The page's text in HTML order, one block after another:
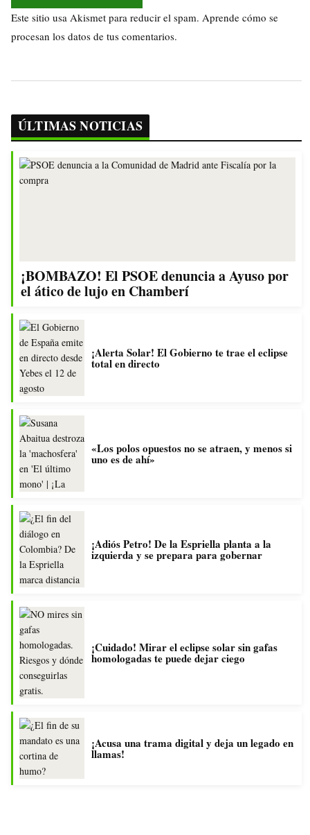
Este sitio usa Akismet para reducir el spam. Aprende cómo se
procesan los datos de tus comentarios.
ÚLTIMAS NOTICIAS
¡BOMBAZO! El PSOE denuncia a Ayuso por
el ático de lujo en Chamberí
¡Alerta Solar! El Gobierno te trae el eclipse
total en directo
«Los polos opuestos no se atraen, y menos si
uno es de ahí»
¡Adiós Petro! De la Espriella planta a la
izquierda y se prepara para gobernar
¡Cuidado! Mirar el eclipse solar sin gafas
homologadas te puede dejar ciego
¡Acusa una trama digital y deja un legado en
llamas!